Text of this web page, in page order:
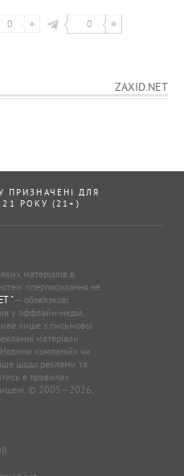
0 0
ZAXID.NET
ПРИЗНАЧЕНІ ДЛЯ
РОКУ (21+)
матеріалів в
гіперпосилання не
"— обов’язкові.
у оффлайн-медіа,
лише з письмової
матеріали
компаній» чи
щодо реклами та
в правилах
© 2005—2026,